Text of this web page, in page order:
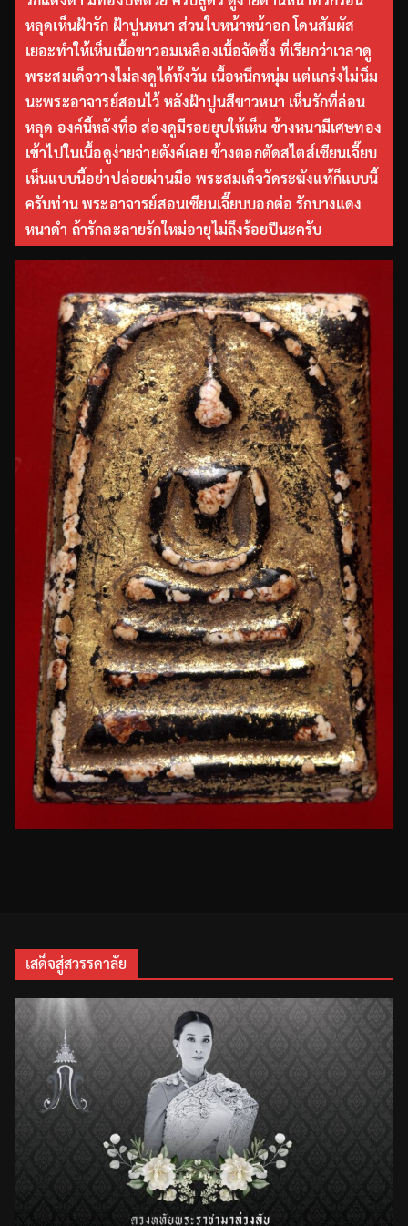
หลุดเห็นฝ้ารัก ฝ้าปูนหนา ส่วนใบหน้าหน้าอก โดนสัมผัส
เยอะทำให้เห็นเนื้อขาวอมเหลืองเนื้อจัดซึ้ง ที่เรียกว่าเวลาดู
พระสมเด็จวางไม่ลงดูได้ทั้งวัน เนื้อหนึกหนุ่ม แต่แกร่งไม่นิ่ม
นะพระอาจารย์สอนไว้ หลังฝ้าปูนสีขาวหนา เห็นรักที่ล่อน
หลุด องค์นี้หลังทื่อ ส่องดูมีรอยยุบให้เห็น ข้างหนามีเศษทอง
เข้าไปในเนื้อดูง่ายจ่ายตังค์เลย ข้างตอกตัดสไตส์เซียนเจี๊ยบ
เห็นแบบนี้อย่าปล่อยผ่านมือ พระสมเด็จวัดระฆังแท้ก็แบบนี้
ครับท่าน พระอาจารย์สอนเซียนเจี๊ยบบอกต่อ รักบางแดง
หนาดำ ถ้ารักละลายรักใหม่อายุไม่ถึงร้อยปีนะครับ
เสด็จสู่สวรรคาลัย